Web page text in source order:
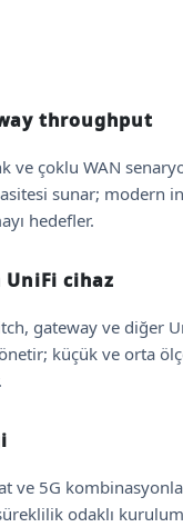
throughput
ve çoklu WAN
sunar; modern
hedefler.
cihaz
gateway ve diğer
küçük ve orta
ve 5G
odaklı